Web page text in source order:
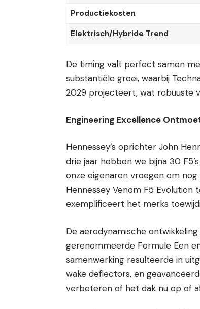
Productiekosten
Elektrisch/Hybride Trend
De timing valt perfect samen
substantiële groei, waarbij
2029 projecteert, wat robuuste
Engineering Excellence
Hennessey’s oprichter John
drie jaar hebben we bijna 30
onze eigenaren vroegen om
Hennessey Venom F5 Evolution
exemplificeert het merks
De aerodynamische
gerenommeerde Formule Een
samenwerking resulteerde in
wake deflectors, en
verbeteren of het dak nu op of